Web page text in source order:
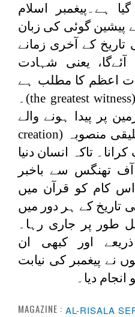
دیا گیا ہے۔پیغمبر اسلام
پیشین گوئی کی زبان
تاریخ کے آخری زمانے
یعنی شہادت
اعظم کا مطلب ہے
the greatest witness)۔
پر پیدا ہونے والے
منصوبہ (creation
تاکہ انسان دنیا
تھنگس سے باخبر
کام کو قرآن میں
تاریخ کے ہر دور میں
طور پر جاری رہا۔
اور کبھی ان
نے پیغمبر کی نیابت
دیا۔
MAGAZINE : AL-RISALA